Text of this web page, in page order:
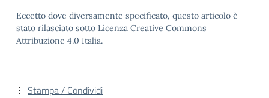
Eccetto dove diversamente specificato, questo articolo è
stato rilasciato sotto Licenza Creative Commons
Attribuzione 4.0 Italia.
Stampa / Condividi